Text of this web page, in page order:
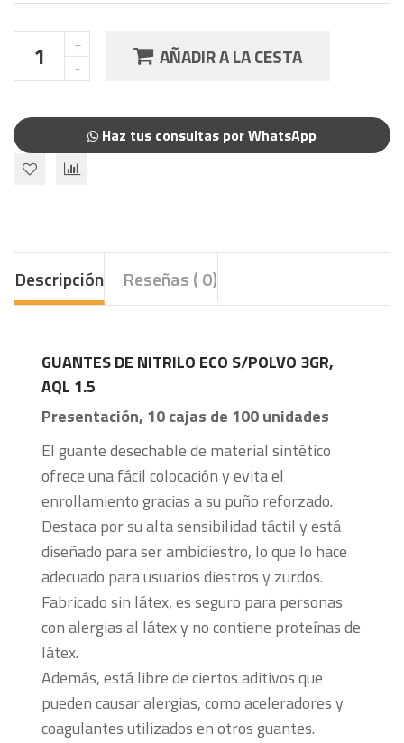
AÑADIR A LA CESTA
Haz tus consultas por WhatsApp
Descripción Reseñas ( 0)
GUANTES DE NITRILO ECO S/POLVO 3GR,
AQL 1.5
Presentación, 10 cajas de 100 unidades
El guante desechable de material sintético
ofrece una fácil colocación y evita el
enrollamiento gracias a su puño reforzado.
Destaca por su alta sensibilidad táctil y está
diseñado para ser ambidiestro, lo que lo hace
adecuado para usuarios diestros y zurdos.
Fabricado sin látex, es seguro para personas
con alergias al látex y no contiene proteínas de
látex.
Además, está libre de ciertos aditivos que
pueden causar alergias, como aceleradores y
coagulantes utilizados en otros guantes.